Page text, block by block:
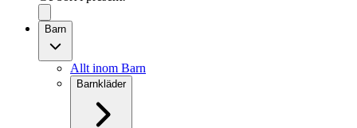
Barn
Allt inom Barn
Barnkläder